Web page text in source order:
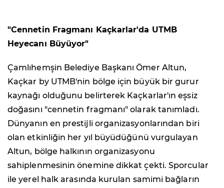
"Cennetin Fragmanı Kaçkarlar'da UTMB
Heyecanı Büyüyor"
Çamlıhemşin Belediye Başkanı Ömer Altun,
Kaçkar by UTMB'nin bölge için büyük bir gurur
kaynağı olduğunu belirterek Kaçkarlar'ın eşsiz
doğasını "cennetin fragmanı" olarak tanımladı.
Dünyanın en prestijli organizasyonlarından biri
olan etkinliğin her yıl büyüdüğünü vurgulayan
Altun, bölge halkının organizasyonu
sahiplenmesinin önemine dikkat çekti. Sporcular
ile yerel halk arasında kurulan samimi bağların